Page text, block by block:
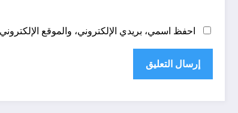
احفظ اسمي، بريدي الإلكتروني، والموقع